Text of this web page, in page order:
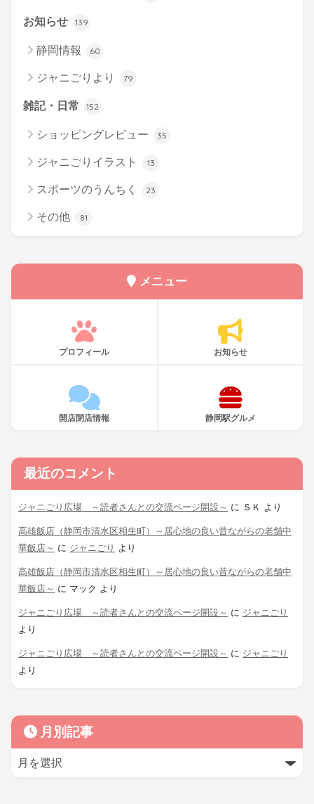
お知らせ 139
静岡情報 60
ジャニごりより 79
雑記・日常 152
ショッピングレビュー 35
ジャニごりイラスト 13
スポーツのうんちく 23
その他 81
メニュー
プロフィール お知らせ
開店閉店情報 静岡駅グルメ
最近のコメント
ジャニごり広場 ～読者さんとの交流ページ開設～ に ＳＫ より
高雄飯店（静岡市清水区相生町）～居心地の良い昔ながらの老舗中
華飯店～ に ジャニごり より
高雄飯店（静岡市清水区相生町）～居心地の良い昔ながらの老舗中
華飯店～ に マック より
ジャニごり広場 ～読者さんとの交流ページ開設～ に ジャニごり
より
ジャニごり広場 ～読者さんとの交流ページ開設～ に ジャニごり
より
月別記事